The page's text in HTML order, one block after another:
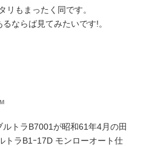
リもまったく同です。
ならば見てみたいです!。
ルトラB7001が昭和61年4月の田
トラB1ｰ17D モンローオート仕